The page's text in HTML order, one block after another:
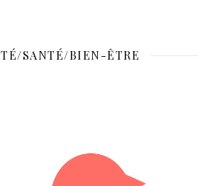
SANTÉ/BIEN-ÊTRE